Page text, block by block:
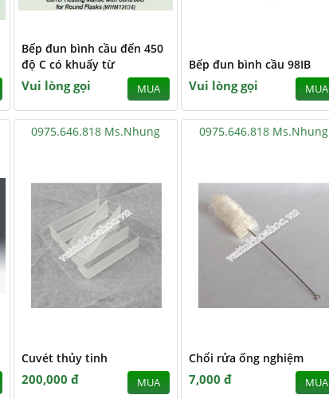
Bếp đun bình cầu đến 450
độ C có khuấy từ
Vui lòng gọi MUA
Bếp đun bình cầu 98IB
Vui lòng gọi MUA
0975.646.818 Ms.Nhung
Cuvét thủy tinh
200,000 đ MUA
0975.646.818 Ms.Nhung
Chổi rửa ống nghiệm
7,000 đ MUA